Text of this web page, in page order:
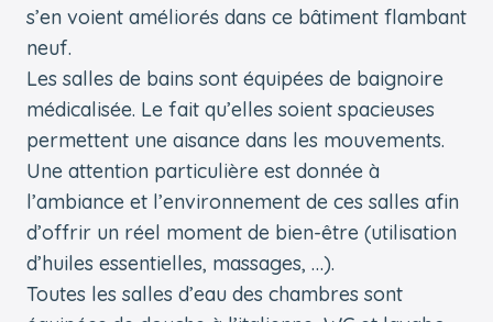
s’en voient améliorés dans ce bâtiment flambant
neuf.
Les salles de bains sont équipées de baignoire
médicalisée. Le fait qu’elles soient spacieuses
permettent une aisance dans les mouvements.
Une attention particulière est donnée à
l’ambiance et l’environnement de ces salles afin
d’offrir un réel moment de bien-être (utilisation
d’huiles essentielles, massages, …).
Toutes les salles d’eau des chambres sont